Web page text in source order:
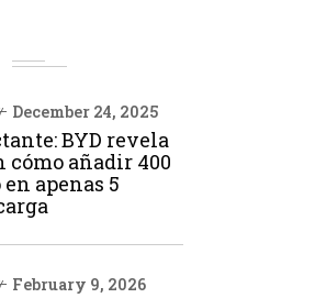
December 24, 2025
BYD revela
cómo añadir 400
apenas 5
February 9, 2026